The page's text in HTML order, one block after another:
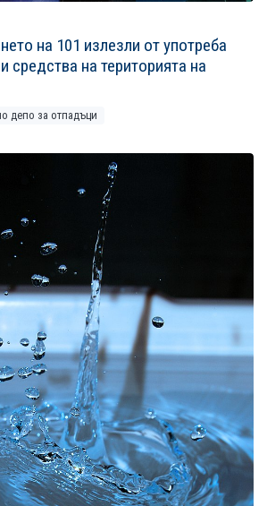
на 101 излезли от употреба
средства на територията на
депо за отпадъци